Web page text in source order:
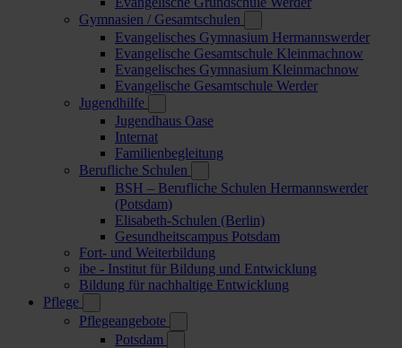
Gymnasien / Gesamtschulen
Evangelisches Gymnasium Hermannswerder
Evangelische Gesamtschule Kleinmachnow
Evangelisches Gymnasium Kleinmachnow
Evangelische Gesamtschule Werder
Jugendhilfe
Jugendhaus Oase
Internat
Familienbegleitung
Berufliche Schulen
BSH – Berufliche Schulen Hermannswerder
(Potsdam)
Elisabeth-Schulen (Berlin)
Gesundheitscampus Potsdam
Fort- und Weiterbildung
ibe - Institut für Bildung und Entwicklung
Bildung für nachhaltige Entwicklung
Pflege
Pflegeangebote
Potsdam